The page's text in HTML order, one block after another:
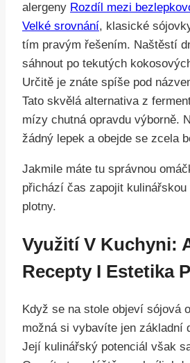
alergeny Rozdíl mezi
Velké srovnání, klasické
tím pravým řešením. Naštěstí
sáhnout po tekutých
Určitě je znáte spíše pod
Tato skvělá alternativa z
mízy chutná opravdu výborně.
žádný lepek a obejde se zcela
Jakmile máte tu správnou
přichází čas zapojit
plotny.
Využití V Kuchyni:
Recepty I Estetika
Když se na stole objeví sójová
možná si vybavíte jen základní
Její kulinářský potenciál však